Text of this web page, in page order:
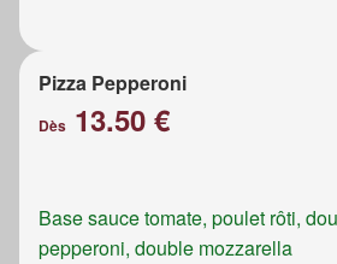
Pizza Pepperoni
Dès 13.50 €
Base sauce tomate, poulet rôti,
pepperoni, double mozzarella